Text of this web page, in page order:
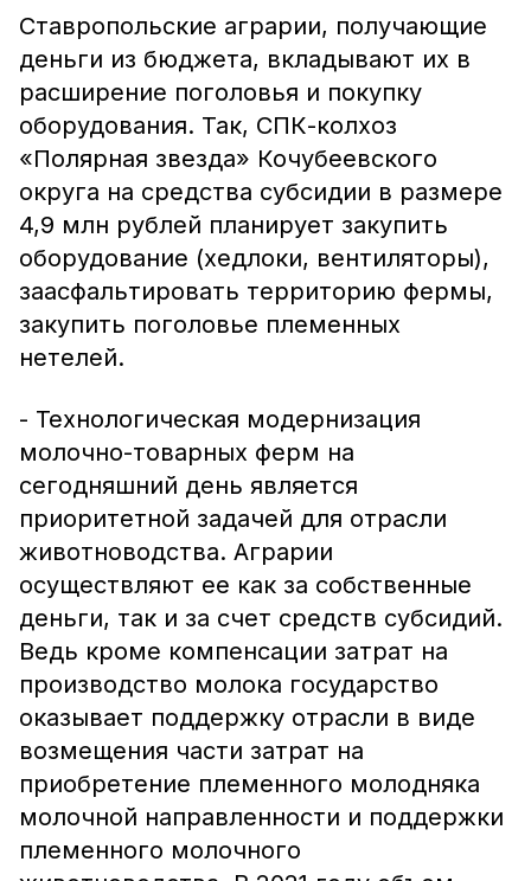
Ставропольские аграрии, получающие
деньги из бюджета, вкладывают их в
расширение поголовья и покупку
оборудования. Так, СПК-колхоз
«Полярная звезда» Кочубеевского
округа на средства субсидии в размере
4,9 млн рублей планирует закупить
оборудование (хедлоки, вентиляторы),
заасфальтировать территорию фермы,
закупить поголовье племенных
нетелей.
- Технологическая модернизация
молочно-товарных ферм на
сегодняшний день является
приоритетной задачей для отрасли
животноводства. Аграрии
осуществляют ее как за собственные
деньги, так и за счет средств субсидий.
Ведь кроме компенсации затрат на
производство молока государство
оказывает поддержку отрасли в виде
возмещения части затрат на
приобретение племенного молодняка
молочной направленности и поддержки
племенного молочного